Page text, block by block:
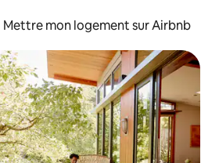
Mettre mon logement sur Airbnb